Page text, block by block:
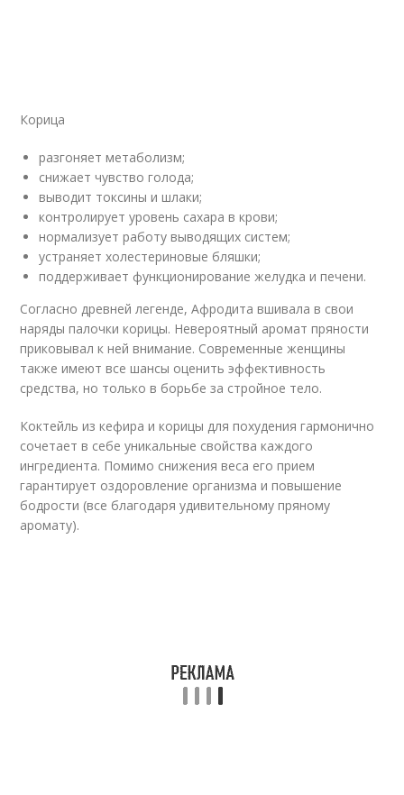
Корица
разгоняет метаболизм;
снижает чувство голода;
выводит токсины и шлаки;
контролирует уровень сахара в крови;
нормализует работу выводящих систем;
устраняет холестериновые бляшки;
поддерживает функционирование желудка и печени.
Согласно древней легенде, Афродита вшивала в свои
наряды палочки корицы. Невероятный аромат пряности
приковывал к ней внимание. Современные женщины
также имеют все шансы оценить эффективность
средства, но только в борьбе за стройное тело.
Коктейль из кефира и корицы для похудения гармонично
сочетает в себе уникальные свойства каждого
ингредиента. Помимо снижения веса его прием
гарантирует оздоровление организма и повышение
бодрости (все благодаря удивительному пряному
аромату).